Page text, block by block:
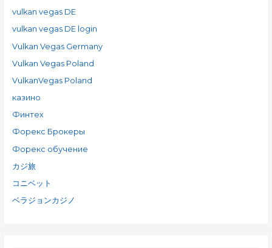
vulkan vegas DE
vulkan vegas DE login
Vulkan Vegas Germany
Vulkan Vegas Poland
VulkanVegas Poland
казино
Финтех
Форекс Брокеры
Форекс обучение
カジ旅
コニベット
ベラジョンカジノ